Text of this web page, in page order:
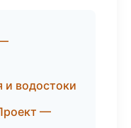
водостоки
—